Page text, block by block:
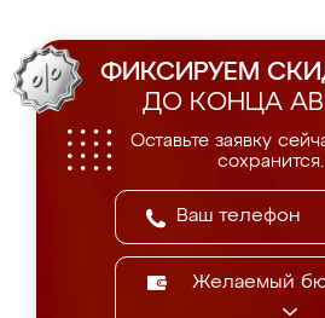
ФИКСИРУЕМ
ДО КОНЦА
Оставьте заявку
сохранится.
Желаемый